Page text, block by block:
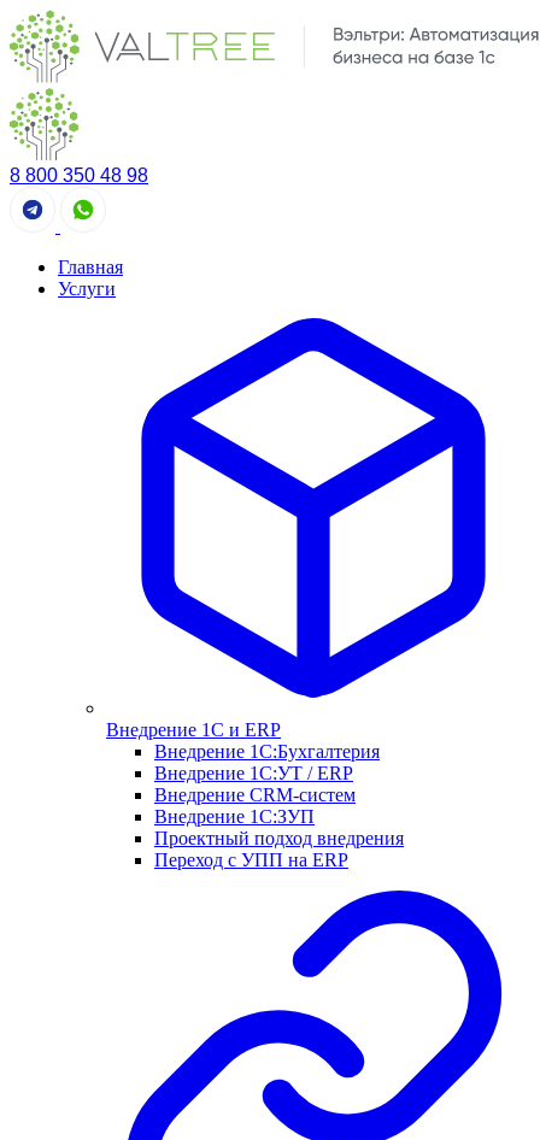
Перейти
к
содержимому
8 800 350 48 98
Главная
Услуги
Внедрение 1С и ERP
Внедрение 1С:Бухгалтерия
Внедрение 1С:УТ / ERP
Внедрение CRM-систем
Внедрение 1С:ЗУП
Проектный подход внедрения
Переход с УПП на ERP